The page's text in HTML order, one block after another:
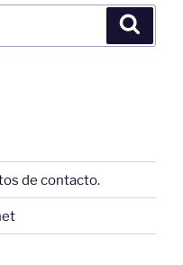
de contacto.